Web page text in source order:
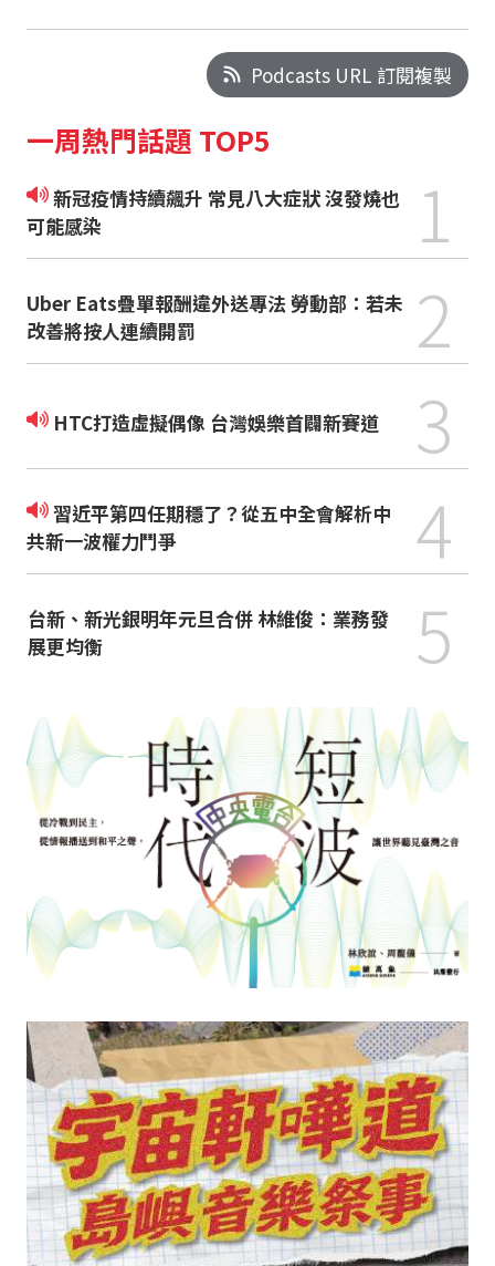
Podcasts URL 訂閱複製
一周熱門話題 TOP5
新冠疫情持續飆升 常見八大症狀 沒發燒也
可能感染
1
Uber Eats疊單報酬違外送專法 勞動部：若未
改善將按人連續開罰
2
HTC打造虛擬偶像 台灣娛樂首闢新賽道 3
習近平第四任期穩了？從五中全會解析中
共新一波權力鬥爭
4
台新、新光銀明年元旦合併 林維俊：業務發
展更均衡
5